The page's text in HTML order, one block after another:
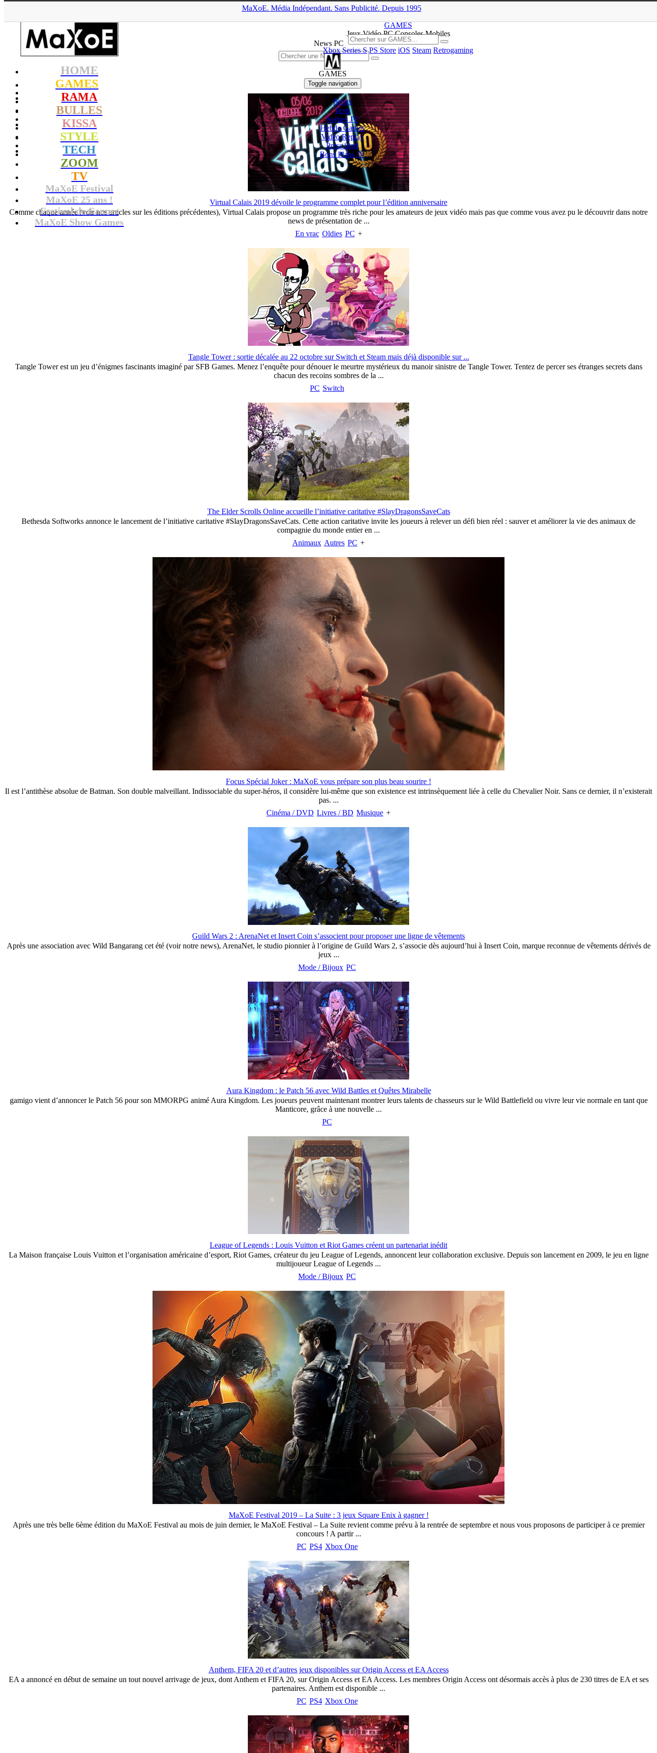
MaXoE. Média Indépendant. Sans Publicité. Depuis 1995
HOME
GAMES
RAMA
BULLES
KISSA
STYLE
TECH
ZOOM
TV
MaXoE Festival
MaXoE 25 ans !
Festival de Cannes
MaXoE Show Games
GAMES
JeuxVidéoPC Consoles Mobiles
Xbox Series S PS Store iOS Steam Retrogaming
GAMES
Toggle navigation
News
Tests
SortiesJV
Hebdo Games
VidéoReplay
Press Start
Bons PlansJV
▲
News PC
Virtual Calais 2019 dévoile le programme complet pour l’édition anniversaire
Comme chaque année (voir nos articles sur les éditions précédentes), Virtual Calais propose un programme très riche pour les amateurs de jeux vidéo mais pas que comme vous avez pu le découvrir dans notre
news de présentation de ...
En vrac Oldies PC +
Tangle Tower : sortie décalée au 22 octobre sur Switch et Steam mais déjà disponible sur ...
Tangle Tower est un jeu d’énigmes fascinants imaginé par SFB Games. Menez l’enquête pour dénouer le meurtre mystérieux du manoir sinistre de Tangle Tower. Tentez de percer ses étranges secrets dans
chacun des recoins sombres de la ...
PC Switch
The Elder Scrolls Online accueille l’initiative caritative #SlayDragonsSaveCats
Bethesda Softworks annonce le lancement de l’initiative caritative #SlayDragonsSaveCats. Cette action caritative invite les joueurs à relever un défi bien réel : sauver et améliorer la vie des animaux de
compagnie du monde entier en ...
Animaux Autres PC +
Focus Spécial Joker : MaXoE vous prépare son plus beau sourire !
Il est l’antithèse absolue de Batman. Son double malveillant. Indissociable du super-héros, il considère lui-même que son existence est intrinsèquement liée à celle du Chevalier Noir. Sans ce dernier, il n’existerait
pas. ...
Cinéma / DVD Livres / BD Musique +
Guild Wars 2 : ArenaNet et Insert Coin s’associent pour proposer une ligne de vêtements
Après une association avec Wild Bangarang cet été (voir notre news), ArenaNet, le studio pionnier à l’origine de Guild Wars 2, s’associe dès aujourd’hui à Insert Coin, marque reconnue de vêtements dérivés de
jeux ...
Mode / Bijoux PC
Aura Kingdom : le Patch 56 avec Wild Battles et Quêtes Mirabelle
gamigo vient d’annoncer le Patch 56 pour son MMORPG animé Aura Kingdom. Les joueurs peuvent maintenant montrer leurs talents de chasseurs sur le Wild Battlefield ou vivre leur vie normale en tant que
Manticore, grâce à une nouvelle ...
PC
League of Legends : Louis Vuitton et Riot Games créent un partenariat inédit
La Maison française Louis Vuitton et l’organisation américaine d’esport, Riot Games, créateur du jeu League of Legends, annoncent leur collaboration exclusive. Depuis son lancement en 2009, le jeu en ligne
multijoueur League of Legends ...
Mode / Bijoux PC
MaXoE Festival 2019 – La Suite : 3 jeux Square Enix à gagner !
Après une très belle 6ème édition du MaXoE Festival au mois de juin dernier, le MaXoE Festival – La Suite revient comme prévu à la rentrée de septembre et nous vous proposons de participer à ce premier
concours ! A partir ...
PC PS4 Xbox One
Anthem, FIFA 20 et d’autres jeux disponibles sur Origin Access et EA Access
EA a annoncé en début de semaine un tout nouvel arrivage de jeux, dont Anthem et FIFA 20, sur Origin Access et EA Access. Les membres Origin Access ont désormais accès à plus de 230 titres de EA et ses
partenaires. Anthem est disponible ...
PC PS4 Xbox One